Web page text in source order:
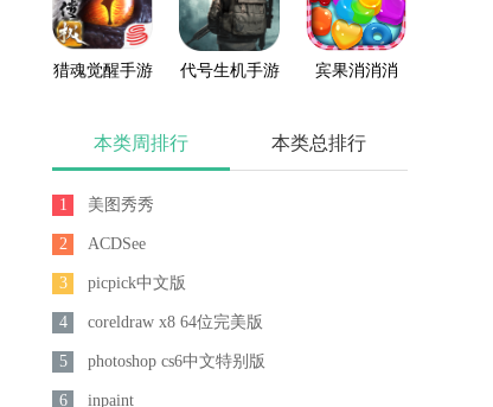
猎魂觉醒手游 代号生机手游 宾果消消消
本类周排行 本类总排行
1 美图秀秀
2 ACDSee
3 picpick中文版
4 coreldraw x8 64位完美版
5 photoshop cs6中文特别版
6 inpaint